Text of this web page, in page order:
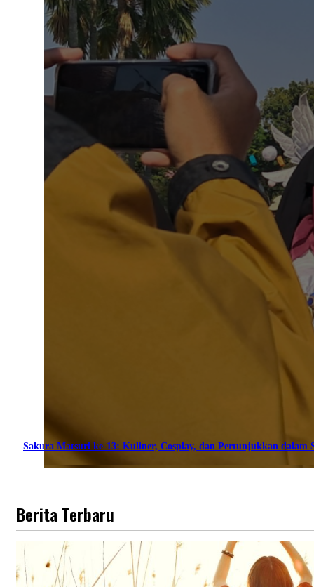
Sakura Matsuri ke-13: Kuliner, Cosplay, dan Pertunjukkan dalam
Berita Terbaru